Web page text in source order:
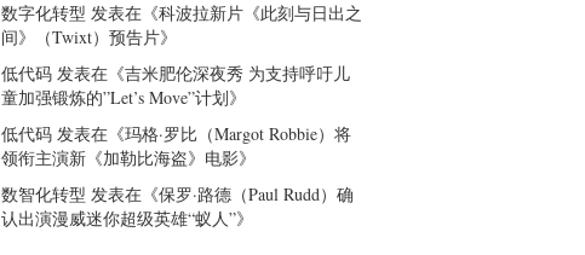
数字化转型 发表在《科波拉新片《此刻与日出之
间》（Twixt）预告片》
低代码 发表在《吉米肥伦深夜秀 为支持呼吁儿
童加强锻炼的”Let’s Move”计划》
低代码 发表在《玛格·罗比（Margot Robbie）将
领衔主演新《加勒比海盗》电影》
数智化转型 发表在《保罗·路德（Paul Rudd）确
认出演漫威迷你超级英雄“蚁人”》